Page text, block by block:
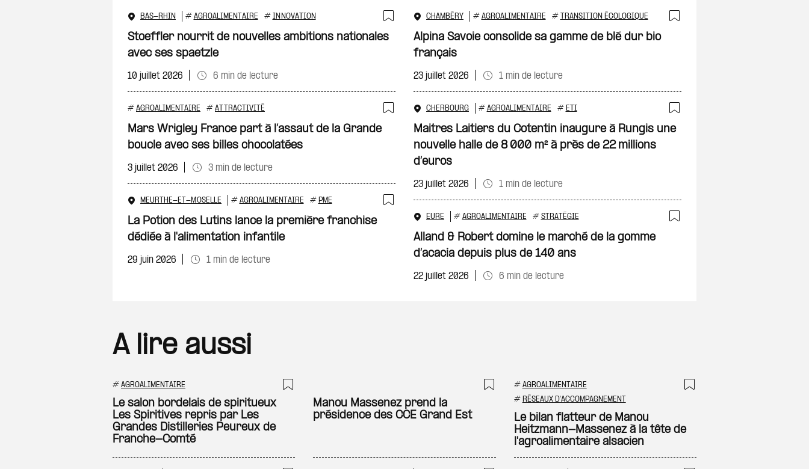
BAS-RHIN # AGROALIMENTAIRE # INNOVATION
Ajouter à ma sélection
Stoeffler nourrit de nouvelles ambitions nationales
avec ses spaetzle
10 juillet 2026 6 min de lecture
# AGROALIMENTAIRE # ATTRACTIVITÉ
Ajouter à ma sélection
Mars Wrigley France part à l’assaut de la Grande
boucle avec ses billes chocolatées
3 juillet 2026 3 min de lecture
MEURTHE-ET-MOSELLE # AGROALIMENTAIRE # PME
Ajouter à ma sélection
La Potion des Lutins lance la première franchise
dédiée à l'alimentation infantile
29 juin 2026 1 min de lecture
CHAMBÉRY # AGROALIMENTAIRE # TRANSITION ÉCOLOGIQUE
Alpina Savoie consolide sa gamme de blé dur bio
français
23 juillet 2026 1 min de lecture
CHERBOURG # AGROALIMENTAIRE # ETI
Ajouter à ma
Maitres Laitiers du Cotentin inaugure à Rungis une
nouvelle halle de 8 000 m² à près de 22 millions
d’euros
23 juillet 2026 1 min de lecture
EURE # AGROALIMENTAIRE # STRATÉGIE
Alland & Robert domine le marché de la gomme
d’acacia depuis plus de 140 ans
22 juillet 2026 6 min de lecture
A lire aussi
# AGROALIMENTAIRE
Ajouter à ma sélection
Le salon bordelais de spiritueux
Les Spiritives repris par Les
Grandes Distilleries Peureux de
Franche-Comté
Ajouter à ma sélection
Manou Massenez prend la
présidence des CCE Grand Est
# AGROALIMENTAIRE
# RÉSEAUX D'ACCOMPAGNEMENT
Le bilan flatteur de Manou
Heitzmann-Massenez à la tête de
l'agroalimentaire alsacien